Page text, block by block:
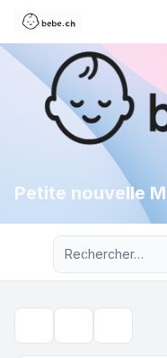
Petite nouvelle